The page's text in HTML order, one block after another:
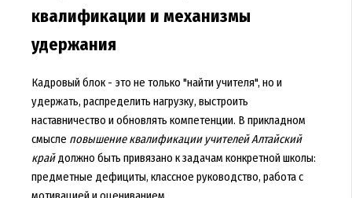
квалификации и механизмы
удержания
Кадровый блок - это не только "найти учителя", но и
удержать, распределить нагрузку, выстроить
наставничество и обновлять компетенции. В прикладном
смысле повышение квалификации учителей Алтайский
крайдолжно быть привязано к задачам конкретной школы:
предметные дефициты, классное руководство, работа с